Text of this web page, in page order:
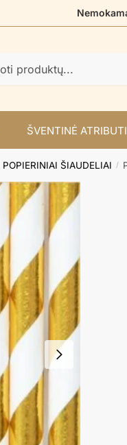
ŠVENTINĖ
POPIERINIAI ŠIAUDELIAI /